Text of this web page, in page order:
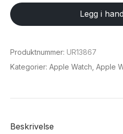
1st
Gen
LCD
Skjerm
Legg i
Produktnummer: UR13867
Kategorier: Apple Watch Apple
Beskrivelse